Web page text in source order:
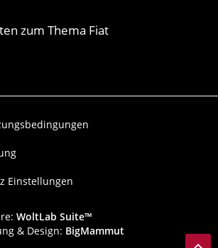
zum Thema Fiat
Einstellungen
WoltLab Suite™
& Design: BigMammut